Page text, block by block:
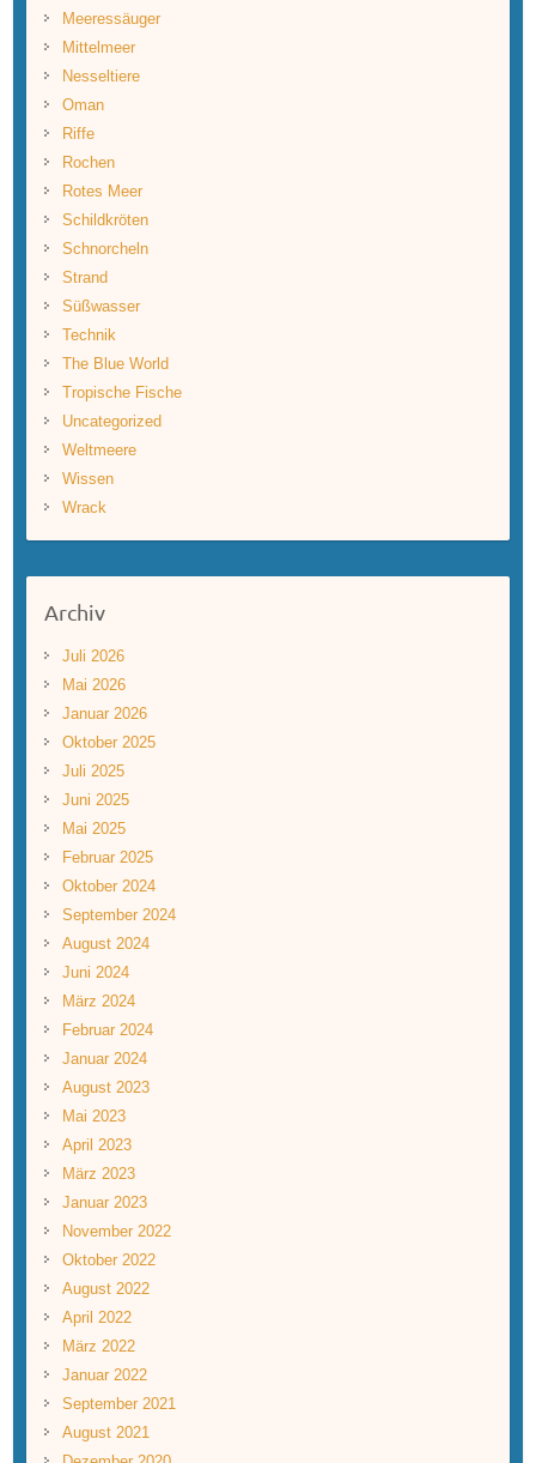
Meeressäuger
Mittelmeer
Nesseltiere
Oman
Riffe
Rochen
Rotes Meer
Schildkröten
Schnorcheln
Strand
Süßwasser
Technik
The Blue World
Tropische Fische
Uncategorized
Weltmeere
Wissen
Wrack
Archiv
Juli 2026
Mai 2026
Januar 2026
Oktober 2025
Juli 2025
Juni 2025
Mai 2025
Februar 2025
Oktober 2024
September 2024
August 2024
Juni 2024
März 2024
Februar 2024
Januar 2024
August 2023
Mai 2023
April 2023
März 2023
Januar 2023
November 2022
Oktober 2022
August 2022
April 2022
März 2022
Januar 2022
September 2021
August 2021